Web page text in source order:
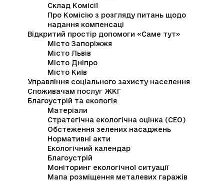
Склад Комісії
Про Комісію з розгляду питань щодо
надання компенсаці
Відкритий простір допомоги «Саме тут»
Місто Запоріжжя
Місто Львів
Місто Дніпро
Місто Київ
Управління соціального захисту населення
Споживачам послуг ЖКГ
Благоустрій та екологія
Матеріали
Стратегічна екологічна оцінка (СЕО)
Обстеження зелених насаджень
Нормативні акти
Екологічний календар
Благоустрій
Моніторинг екологічної ситуації
Мапа розміщення металевих гаражів